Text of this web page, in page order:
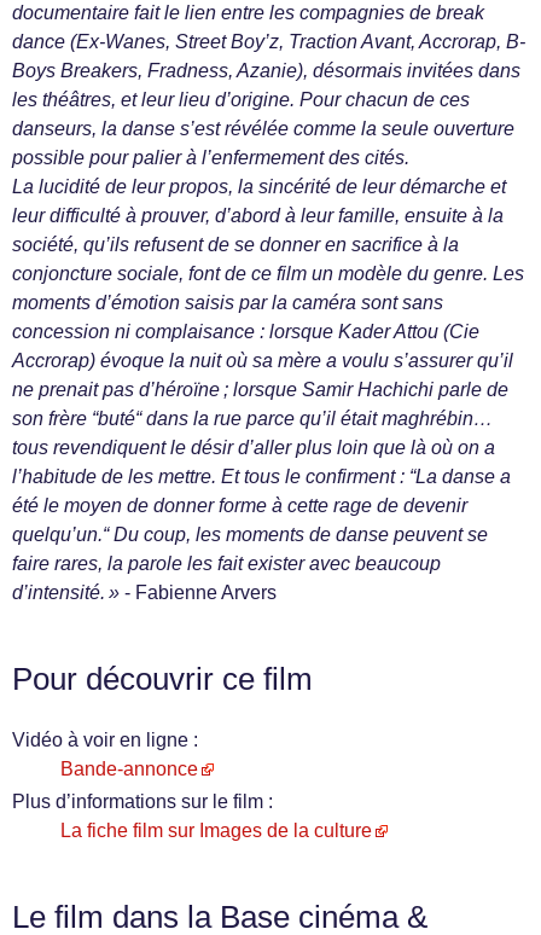
documentaire fait le lien entre les compagnies de break
dance (Ex-Wanes, Street Boy’z, Traction Avant, Accrorap, B-
Boys Breakers, Fradness, Azanie), désormais invitées dans
les théâtres, et leur lieu d’origine. Pour chacun de ces
danseurs, la danse s’est révélée comme la seule ouverture
possible pour palier à l’enfermement des cités.
La lucidité de leur propos, la sincérité de leur démarche et
leur difficulté à prouver, d’abord à leur famille, ensuite à la
société, qu’ils refusent de se donner en sacrifice à la
conjoncture sociale, font de ce film un modèle du genre. Les
moments d’émotion saisis par la caméra sont sans
concession ni complaisance : lorsque Kader Attou (Cie
Accrorap) évoque la nuit où sa mère a voulu s’assurer qu’il
ne prenait pas d’héroïne ; lorsque Samir Hachichi parle de
son frère “buté“ dans la rue parce qu’il était maghrébin…
tous revendiquent le désir d’aller plus loin que là où on a
l’habitude de les mettre. Et tous le confirment : “La danse a
été le moyen de donner forme à cette rage de devenir
quelqu’un.“ Du coup, les moments de danse peuvent se
faire rares, la parole les fait exister avec beaucoup
d’intensité. » - Fabienne Arvers
Pour découvrir ce film
Vidéo à voir en ligne :
Bande-annonce
Plus d’informations sur le film :
La fiche film sur Images de la culture
Le film dans la Base cinéma &